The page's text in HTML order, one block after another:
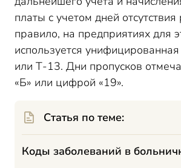
платы с учетом дней
правило, на предприятиях для
используется
или Т-13. Дни пропусков
«Б» или цифрой «19».
Статья по теме:
Коды заболеваний в